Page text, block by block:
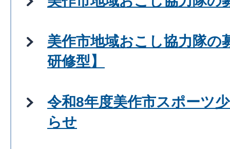
美作市地域おこし協力隊の
研修型】
令和8年度美作市スポーツ
らせ